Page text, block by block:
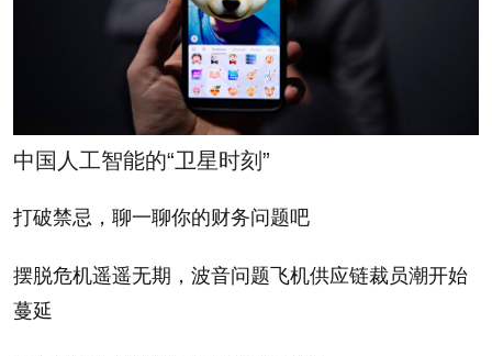
进入平板电脑市场，获得
4.9%的份额——至少发货
量是这个数字。
• 运行谷歌（Google）
脑市场份额下降，在第二
季度降至26.8%（第一季
度为34%），而且还可能
• Apple's (AAPL)
share, while down from
Q3 2010, when it was
nearly 87.4%, actually
grew to 68.3% in Q2 (up
from 65% in Q1) despite
中国人工智能的“卫星时刻”
打破禁忌，聊一聊你的财务问题吧
摆脱危机遥遥无期，波音问题飞机供应链裁员潮开始
蔓延